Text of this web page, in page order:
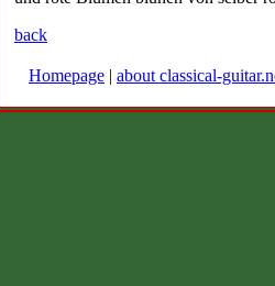
back
Homepage | about classical-